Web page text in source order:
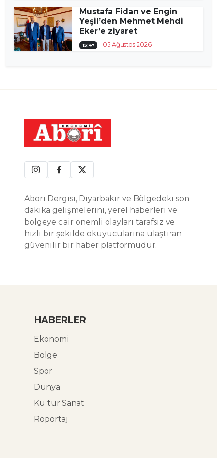
Mustafa Fidan ve Engin
Yeşil’den Mehmet Mehdi
Eker’e ziyaret
15:47 05 Ağustos 2026
Abori Dergisi, Diyarbakır ve Bölgedeki son
dakika gelişmelerini, yerel haberleri ve
bölgeye dair önemli olayları tarafsız ve
hızlı bir şekilde okuyucularına ulaştıran
güvenilir bir haber platformudur.
HABERLER
Ekonomi
Bölge
Spor
Dünya
Kültür Sanat
Röportaj